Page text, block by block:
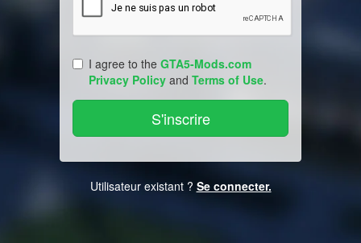
I agree to the GTA5-Mods.com
Privacy Policy and Terms of Use.
Utilisateur existant ? Se connecter.